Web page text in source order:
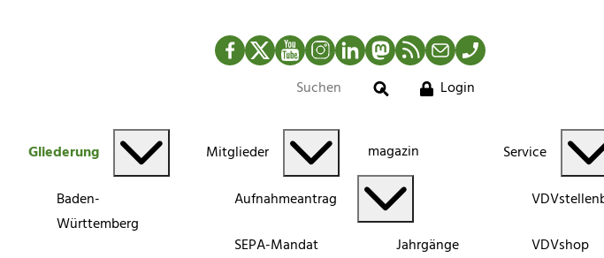
Facebook
TwitterYouTubeInstagram
LinkedInMastodonRSS-Newsfeed
MailTelefon
Suche
Login
Gliederung
Baden-
Württemberg
Mitglieder
Aufnahmeantrag
SEPA-Mandat
magazin
Jahrgänge
Service
VDVshop